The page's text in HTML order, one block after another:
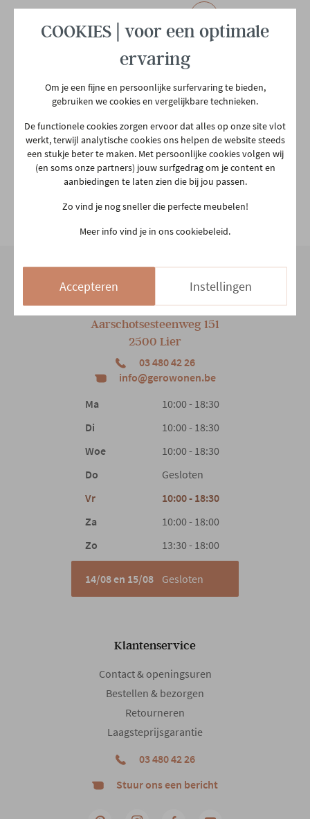
4.6 kg
GERO.BASICS
Eetkamerstoel - zwart
€ 140,00
Binnen 7 weken bij jou thuis
Meer mogelijkheden
Aarschotsesteenweg 151
2500 Lier
03 480 42 26
info@gerowonen.be
Ma
10:00 - 18:30
Di
10:00 - 18:30
Woe
10:00 - 18:30
Do
Gesloten
Vr
10:00 - 18:30
Za
10:00 - 18:00
Zo
13:30 - 18:00
14/08 en 15/08 Gesloten
Klantenservice
Contact & openingsuren
Bestellen & bezorgen
Retourneren
Laagsteprijsgarantie
03 480 42 26
Stuur ons een bericht
COOKIES | voor een optimale
ervaring
Om je een fijne en persoonlijke surfervaring te bieden,
gebruiken we cookies en vergelijkbare technieken.
De functionele cookies zorgen ervoor dat alles op onze site vlot
werkt, terwijl analytische cookies ons helpen de website steeds
een stukje beter te maken. Met persoonlijke cookies volgen wij
(en soms onze partners) jouw surfgedrag om je content en
aanbiedingen te laten zien die bij jou passen.
Zo vind je nog sneller die perfecte meubelen!
Meer info vind je in ons cookiebeleid.
Accepteren Instellingen